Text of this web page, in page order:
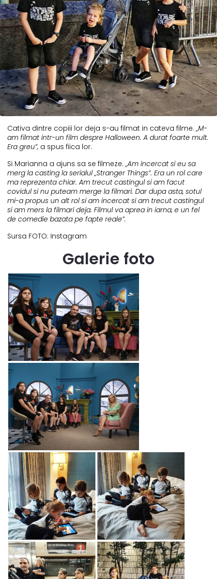
Cativa dintre copiii lor deja s-au filmat in cateva filme.„M-
am filmat intr-un film despre Halloween. A durat foarte mult.
Era greu”, a spus fiica lor.
Si Marianna a ajuns sa se filmeze.„Am incercat si eu sa
merg la casting la serialul „Stranger Things”. Era un rol care
ma reprezenta chiar. Am trecut castingul si am facut
covidul si nu puteam merge la filmari. Dar dupa asta, sotul
mi-a propus un alt rol si am incercat si am trecut castingul
si am mers la filmari deja. Filmul va aprea in iarna, e un fel
de comedie bazata pe fapte reale”.
Sursa FOTO: Instagram
Galerie foto